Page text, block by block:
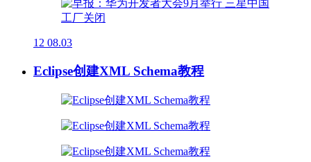
12 08.03
Eclipse创建XML Schema教程